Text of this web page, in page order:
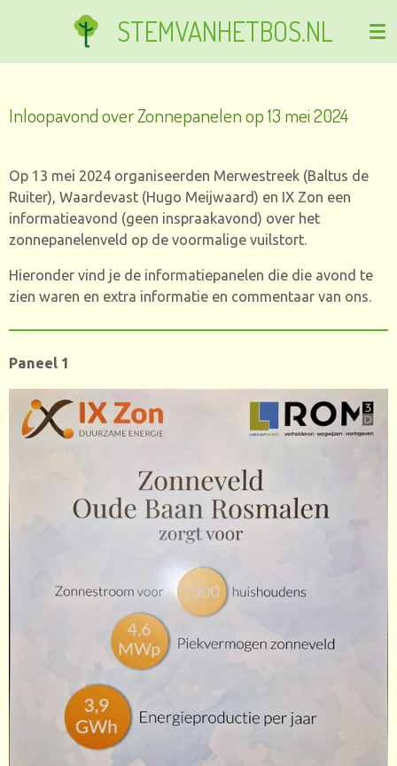
naar
STEMVANHETBOS.NL
Inloopavond over Zonnepanelen op 13 mei 2024
Op 13 mei 2024 organiseerden Merwestreek (Baltus de
Ruiter), Waardevast (Hugo Meijwaard) en IX Zon een
informatieavond (geen inspraakavond) over het
zonnepanelenveld op de voormalige vuilstort.
Hieronder vind je de informatiepanelen die die avond te
zien waren en extra informatie en commentaar van ons.
Paneel 1